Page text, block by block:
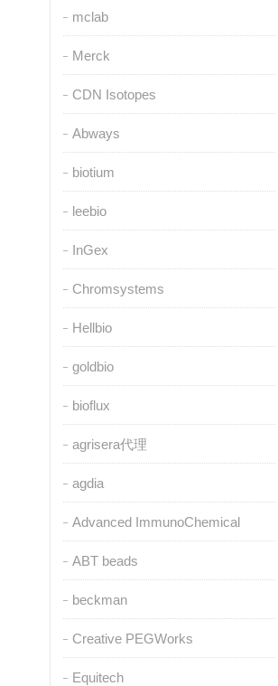
mclab
Merck
CDN Isotopes
Abways
biotium
leebio
InGex
Chromsystems
Hellbio
goldbio
bioflux
agrisera代理
agdia
Advanced ImmunoChemical
ABT beads
beckman
Creative PEGWorks
Equitech